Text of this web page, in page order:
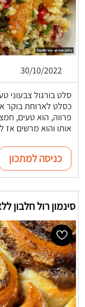
30/10/2022
סלט בורגול צבעוני
כסלט לארוחת בוקר
פרווה, הוא טעים,
אותו והוא מרשים אז
כניסה למתכון
סינמון רול חלבון